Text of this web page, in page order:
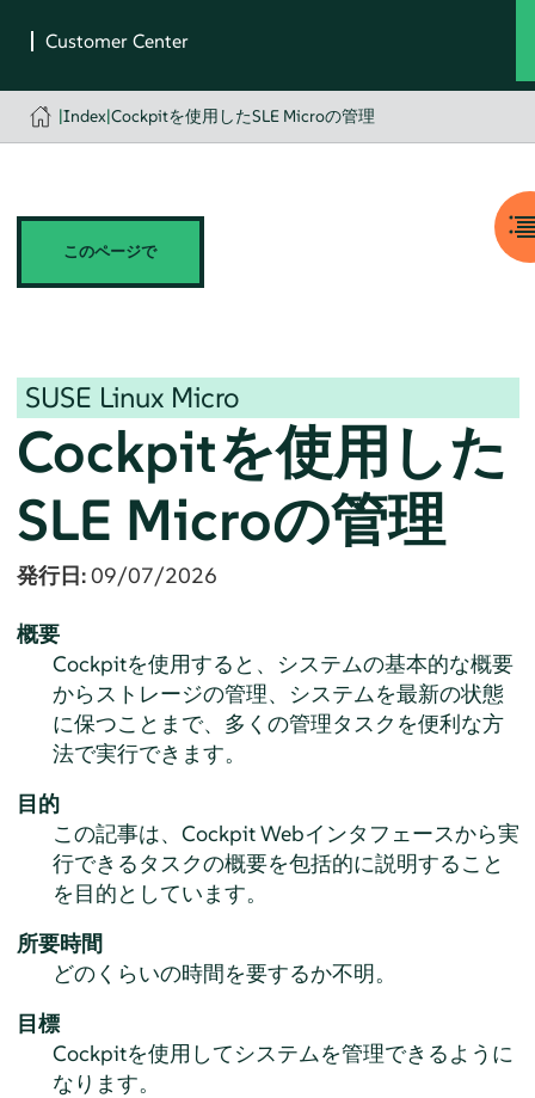
|Index|Cockpitを使用したSLE Microの管理
このページで
SUSE Linux Micro
Cockpitを使用した
SLE Microの管理
発行日:09/07/2026
概要
Cockpitを使用すると、システムの基本的な概要
からストレージの管理、システムを最新の状態
に保つことまで、多くの管理タスクを便利な方
法で実行できます。
目的
この記事は、Cockpit Webインタフェースから実
行できるタスクの概要を包括的に説明すること
を目的としています。
所要時間
どのくらいの時間を要するか不明。
目標
Cockpitを使用してシステムを管理できるように
なります。